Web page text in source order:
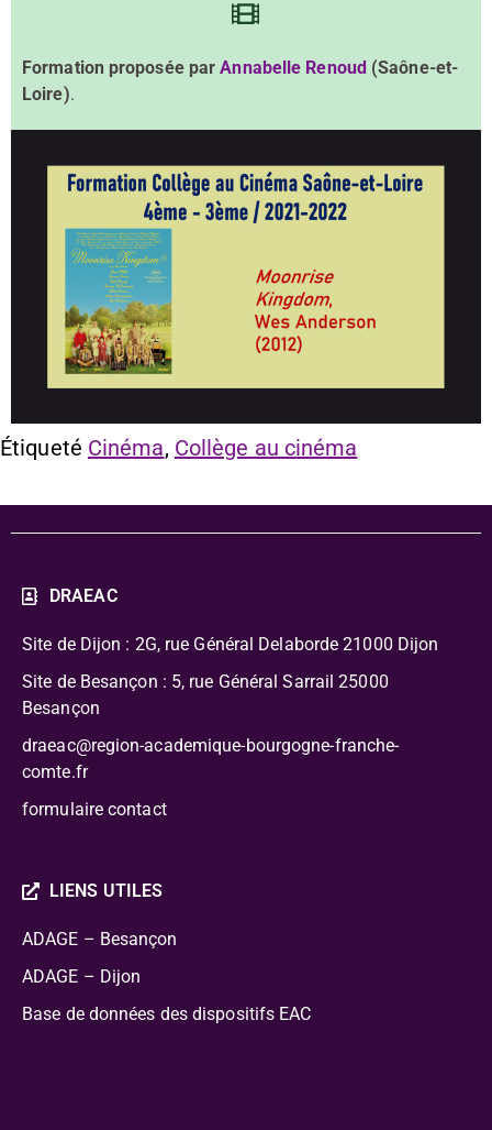
Formation proposée par Annabelle Renoud (Saône-et-
Loire).
Étiqueté Cinéma, Collège au cinéma
DRAEAC
Site de Dijon : 2G, rue Général Delaborde 21000 Dijon
Site de Besançon : 5, rue Général Sarrail 25000
Besançon
draeac@region-academique-bourgogne-franche-
comte.fr
formulaire contact
LIENS UTILES
ADAGE – Besançon
ADAGE – Dijon
Base de données des dispositifs EAC